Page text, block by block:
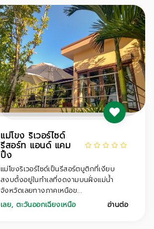
แม่โขง ริเวอร์ไซด์
รีสอร์ท แอนด์ แคม
ปิ้ง
แม่โขงริเวอร์ไซด์เป็นรีสอร์ตบูติกที่เงียบ
สงบตั้งอยู่ในทำเลที่งดงามบนฝั่งแม่น้ำ
จังหวัดเลยทางภาคเหนือข...
เลย,ตะวันออกเฉียงเหนือ อ่านต่อ